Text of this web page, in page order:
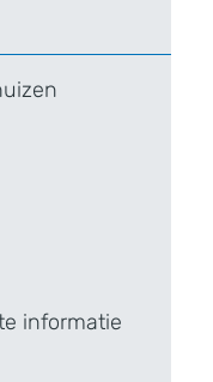
informatie